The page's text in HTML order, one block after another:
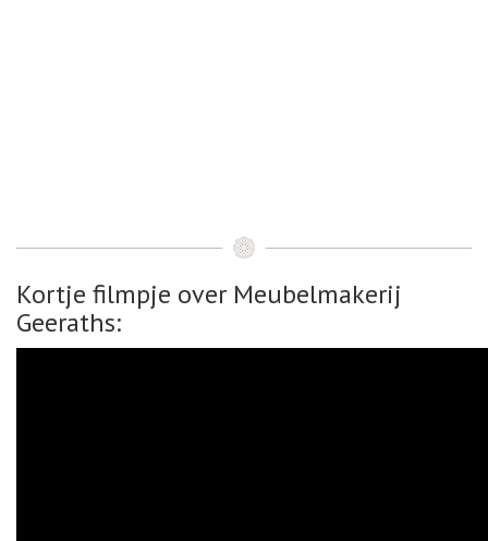
Kortje filmpje over Meubelmakerij
Geeraths: